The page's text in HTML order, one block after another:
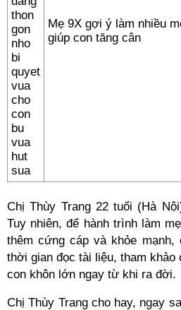
Mẹ 9X gợi ý làm nhiều
giúp con tăng cân
Chị Thùy Trang 22 tuổi (Hà
Tuy nhiên, để hành trình làm
thêm cứng cáp và khỏe mạnh,
thời gian đọc tài liệu, tham
con khôn lớn ngay từ khi ra đời.
Chị Thùy Trang cho hay, ngay